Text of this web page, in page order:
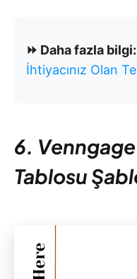
⏩ Daha fazla bilgi:
İhtiyacınız Olan
6.
Tablosu